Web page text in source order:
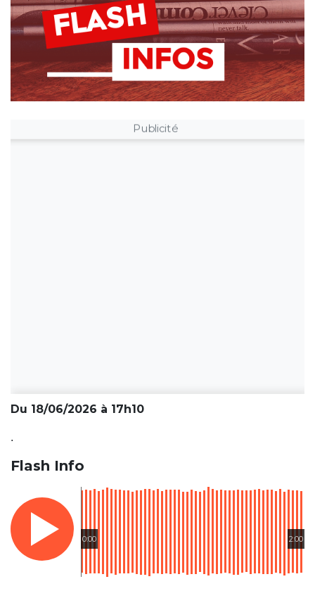
Publicité
Du 18/06/2026 à 17h10
.
Flash Info
0:00 2:00